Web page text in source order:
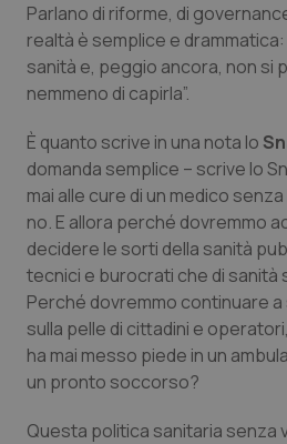
Calabria
Campania
Emilia-Romagna
Friuli Venezia Giulia
Lazio
Liguria
Lombardia
Marche
Asma & BPCO
Car-T
Colesterolo &
Dermatite Atopica
Diabete & glucometri
Disturbi dell’umore
Dolore
Donna & Salute
Parlano di riforme, di
realtà è semplice e
sanità e, peggio ancora, non si
nemmeno di capirla”.
È quanto scrive in una nota lo
domanda semplice – scrive lo
mai alle cure di un medico
no. E allora perché dovremmo
decidere le sorti della sanità
tecnici e burocrati che di sanità
Perché dovremmo continuare
sulla pelle di cittadini e
ha mai messo piede in un
un pronto soccorso?
Questa politica sanitaria senza